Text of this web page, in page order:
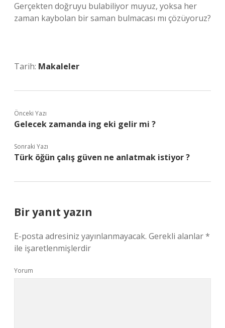
Gerçekten doğruyu bulabiliyor muyuz, yoksa her
zaman kaybolan bir saman bulmacası mı çözüyoruz?
Tarih: Makaleler
Önceki Yazı
Gelecek zamanda ing eki gelir mi ?
Sonraki Yazı
Türk öğün çalış güven ne anlatmak istiyor ?
Bir yanıt yazın
E-posta adresiniz yayınlanmayacak. Gerekli alanlar*
ile işaretlenmişlerdir
Yorum